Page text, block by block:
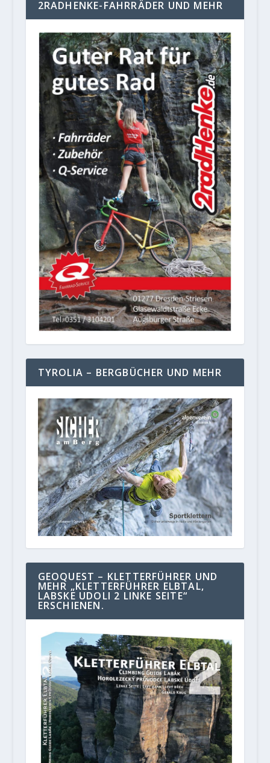
2RADHENKE-FAHRRÄDER UND MEHR
TYROLIA – BERGBÜCHER UND MEHR
GEOQUEST – KLETTERFÜHRER UND
MEHR „KLETTERFÜHRER ELBTAL,
LABSKE UDOLI 2 LINKE SEITE“
ERSCHIENEN.